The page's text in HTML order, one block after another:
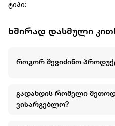
ტიპი:
ხშირად დასმული
როგორ შევიძინო
გადახდის რომელი
ვისარგებლო?